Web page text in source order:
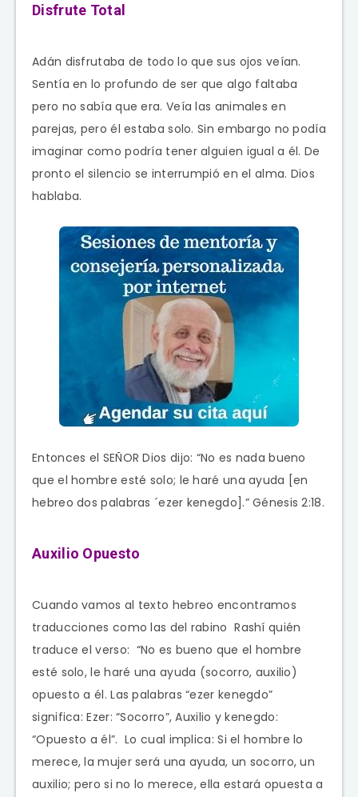
Disfrute Total
Adán disfrutaba de todo lo que sus ojos veían.
Sentía en lo profundo de ser que algo faltaba
pero no sabía que era. Veía las animales en
parejas, pero él estaba solo. Sin embargo no podía
imaginar como podría tener alguien igual a él. De
pronto el silencio se interrumpió en el alma. Dios
hablaba.
Entonces el SEÑOR Dios dijo: “No es nada bueno
que el hombre esté solo; le haré una ayuda [en
hebreo dos palabras ´ezer kenegdo].” Génesis 2:18.
Auxilio Opuesto
Cuando vamos al texto hebreo encontramos
traducciones como las del rabino Rashí quién
traduce el verso: “No es bueno que el hombre
esté solo, le haré una ayuda (socorro, auxilio)
opuesto a él. Las palabras “ezer kenegdo”
significa: Ezer: “Socorro”, Auxilio y kenegdo:
“Opuesto a él”. Lo cual implica: Si el hombre lo
merece, la mujer será una ayuda, un socorro, un
auxilio; pero si no lo merece, ella estará opuesta a